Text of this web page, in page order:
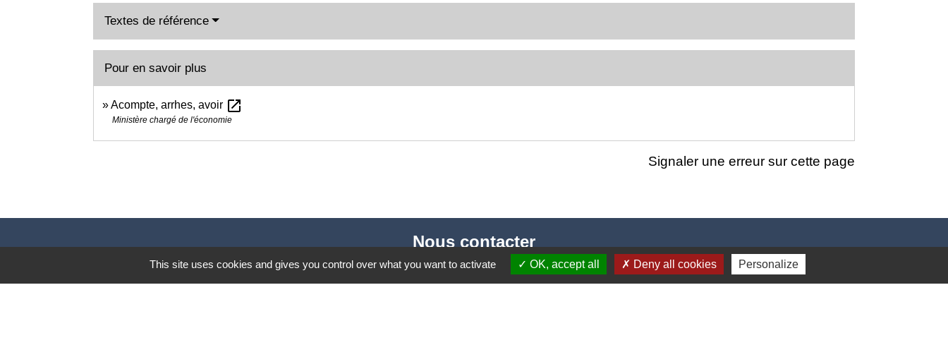
Textes de référence
Pour en savoir plus
Acompte, arrhes, avoir open_in_new
Ministère chargé de l'économie
Signaler une erreur sur cette page
Nous contacter
Commune de Puylaurens
1 rue de la Mairie
This site uses cookies and gives you control over what you want to activate OK, accept all Deny all cookies Personalize